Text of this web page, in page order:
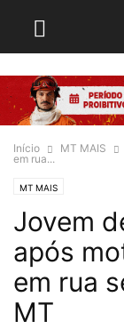
Início MT MAIS
em rua...
MT MAIS
Jovem
após
em rua
MT